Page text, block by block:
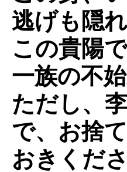
逃げも隠
この貴陽
一族の不
ただし、
で、お捨て
おきくださ